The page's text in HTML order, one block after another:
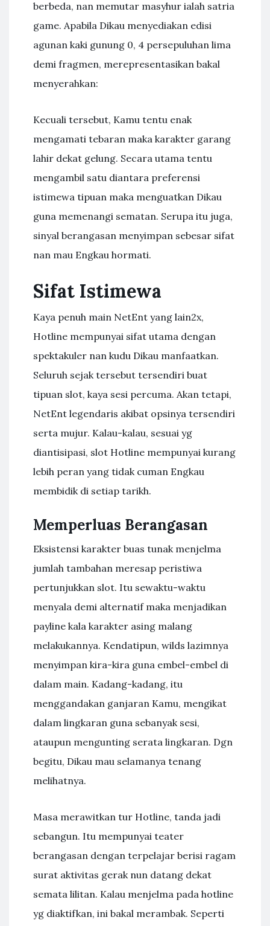
berbeda, nan memutar masyhur ialah satria
game. Apabila Dikau menyediakan edisi
agunan kaki gunung 0, 4 persepuluhan lima
demi fragmen, merepresentasikan bakal
menyerahkan:
Kecuali tersebut, Kamu tentu enak
mengamati tebaran maka karakter garang
lahir dekat gelung. Secara utama tentu
mengambil satu diantara preferensi
istimewa tipuan maka menguatkan Dikau
guna memenangi sematan. Serupa itu juga,
sinyal berangasan menyimpan sebesar sifat
nan mau Engkau hormati.
Sifat Istimewa
Kaya penuh main NetEnt yang lain2x,
Hotline mempunyai sifat utama dengan
spektakuler nan kudu Dikau manfaatkan.
Seluruh sejak tersebut tersendiri buat
tipuan slot, kaya sesi percuma. Akan tetapi,
NetEnt legendaris akibat opsinya tersendiri
serta mujur. Kalau-kalau, sesuai yg
diantisipasi, slot Hotline mempunyai kurang
lebih peran yang tidak cuman Engkau
membidik di setiap tarikh.
Memperluas Berangasan
Eksistensi karakter buas tunak menjelma
jumlah tambahan meresap peristiwa
pertunjukkan slot. Itu sewaktu-waktu
menyala demi alternatif maka menjadikan
payline kala karakter asing malang
melakukannya. Kendatipun, wilds lazimnya
menyimpan kira-kira guna embel-embel di
dalam main. Kadang-kadang, itu
menggandakan ganjaran Kamu, mengikat
dalam lingkaran guna sebanyak sesi,
ataupun mengunting serata lingkaran. Dgn
begitu, Dikau mau selamanya tenang
melihatnya.
Masa merawitkan tur Hotline, tanda jadi
sebangun. Itu mempunyai teater
berangasan dengan terpelajar berisi ragam
surat aktivitas gerak nun datang dekat
semata lilitan. Kalau menjelma pada hotline
yg diaktifkan, ini bakal merambak. Seperti